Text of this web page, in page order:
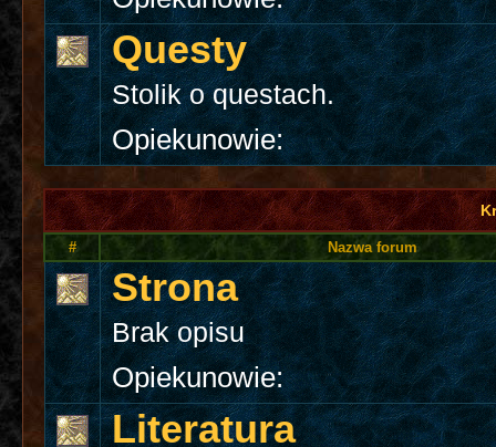
Questy
Stolik o questach.
Opiekunowie:
# Nazwa forum
Strona
Brak opisu
Opiekunowie:
Literatura